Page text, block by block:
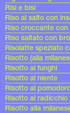
Risi e bisi
Riso al salto con
Riso croccante
Riso saltato con
Risolatte speziato
Risotto (alla
Risotto ai funghi
Risotto al niente
Risotto al
Risotto al
Risotto alla